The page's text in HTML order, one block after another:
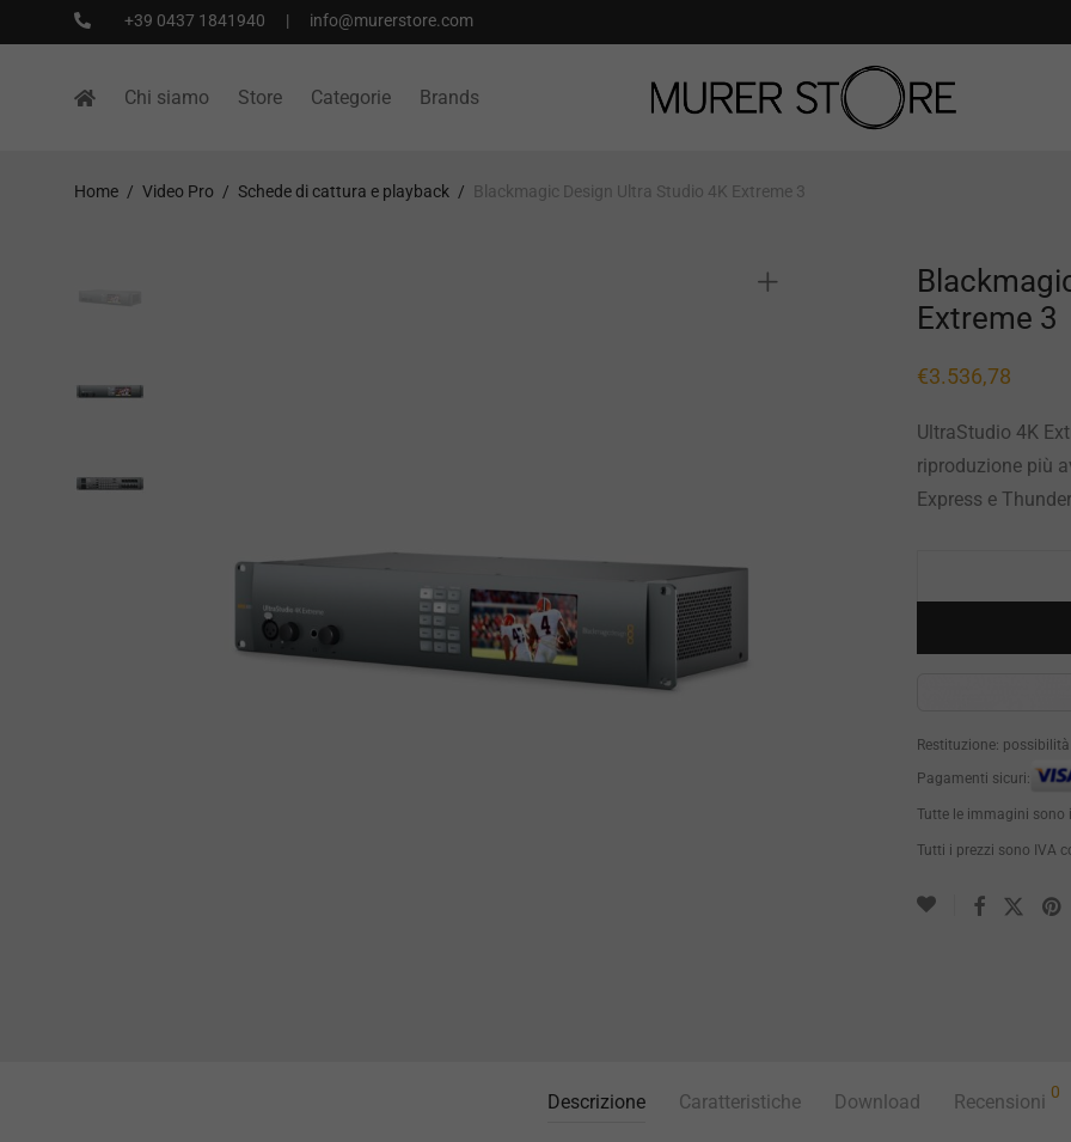
+39 0437 1841940 | info@murerstore.com
Chi siamo Store Categorie Brands
Home / Video Pro / Schede di cattura e playback / Blackmagic Design Ultra Studio 4K Extreme 3
Extreme 3
€3.536,78
UltraStudio 4K
riproduzione più
Express e
Restituzione:
Pagamenti sicuri:
Tutte le immagini sono
Tutti i prezzi sono IVA
Descrizione Caratteristiche Download Recensioni 0